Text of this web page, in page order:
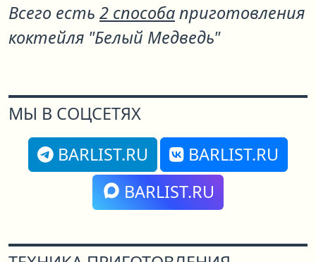
Всего есть 2 способаприготовления
коктейля "Белый Медведь"
МЫ В СОЦСЕТЯХ
BARLIST.RU
BARLIST.RU
BARLIST.RU